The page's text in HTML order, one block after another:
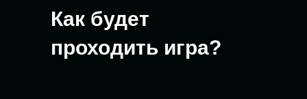
Как будет
проходить игра?